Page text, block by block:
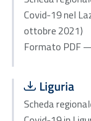
Covid-19 nel
ottobre 2021)
Formato PDF
Scarica file:
Liguria
Formato
Scheda